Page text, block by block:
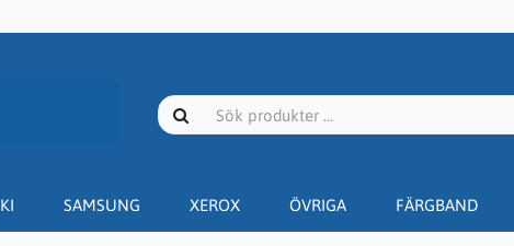
SAMSUNG XEROX ÖVRIGA FÄRGBAND